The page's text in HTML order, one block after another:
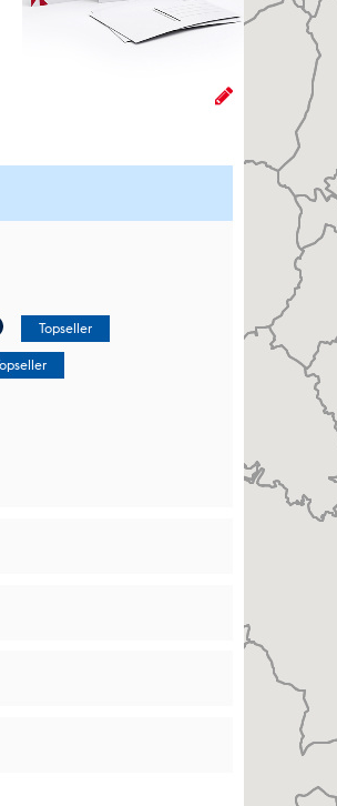
mit Tagespost
einzelne Postleitzahlen
Topseller